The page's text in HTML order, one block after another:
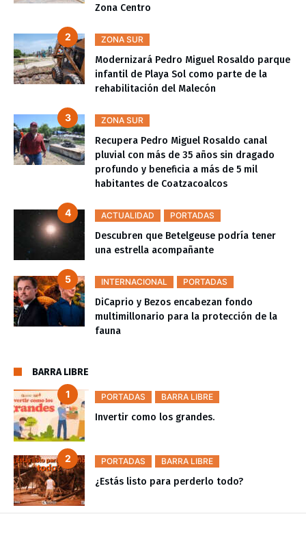
Zona Centro
ZONA SUR
Modernizará Pedro Miguel Rosaldo parque
infantil de Playa Sol como parte de la
rehabilitación del Malecón
ZONA SUR
Recupera Pedro Miguel Rosaldo canal
pluvial con más de 35 años sin dragado
profundo y beneficia a más de 5 mil
habitantes de Coatzacoalcos
ACTUALIDAD PORTADAS
Descubren que Betelgeuse podría tener
una estrella acompañante
INTERNACIONAL PORTADAS
DiCaprio y Bezos encabezan fondo
multimillonario para la protección de la
fauna
BARRA LIBRE
PORTADAS BARRA LIBRE
Invertir como los grandes.
PORTADAS BARRA LIBRE
¿Estás listo para perderlo todo?